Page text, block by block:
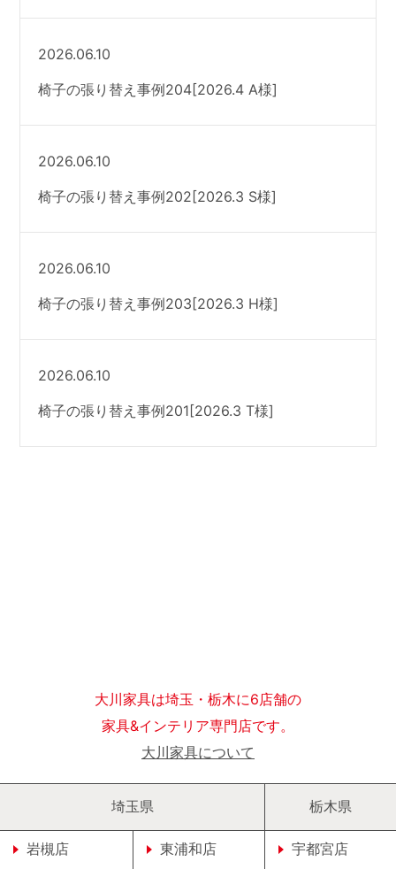
2026.06.10
椅子の張り替え事例204[2026.4 A様]
2026.06.10
椅子の張り替え事例202[2026.3 S様]
2026.06.10
椅子の張り替え事例203[2026.3 H様]
2026.06.10
椅子の張り替え事例201[2026.3 T様]
大川家具は埼玉・栃木に6店舗の
家具&インテリア専門店です。
大川家具について
埼玉県
岩槻店 東浦和店
栃木県
宇都宮店